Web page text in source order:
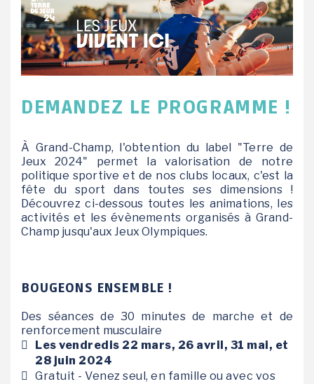
DEMANDEZ LE PROGRAMME !
À Grand-Champ, l'obtention du label "Terre de
Jeux 2024" permet la valorisation de notre
politique sportive et de nos clubs locaux, c'est la
fête du sport dans toutes ses dimensions !
Découvrez ci-dessous toutes les animations, les
activités et les évènements organisés à Grand-
Champ jusqu'aux Jeux Olympiques.
BOUGEONS ENSEMBLE !
Des séances de 30 minutes de marche et de
renforcement musculaire
Les vendredis 22 mars, 26 avril, 31 mai, et
28 juin 2024
Gratuit - Venez seul, en famille ou avec vos